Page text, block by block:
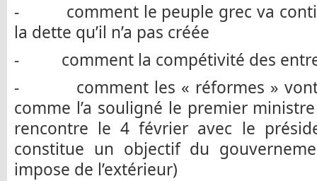
- comment le peuple grec va
la dette qu’il n’a pas créée
- comment la compétivité des
- comment les « réformes » vont
comme l’a souligné le premier
rencontre le 4 février avec le
constitue un objectif du
impose de l’extérieur)